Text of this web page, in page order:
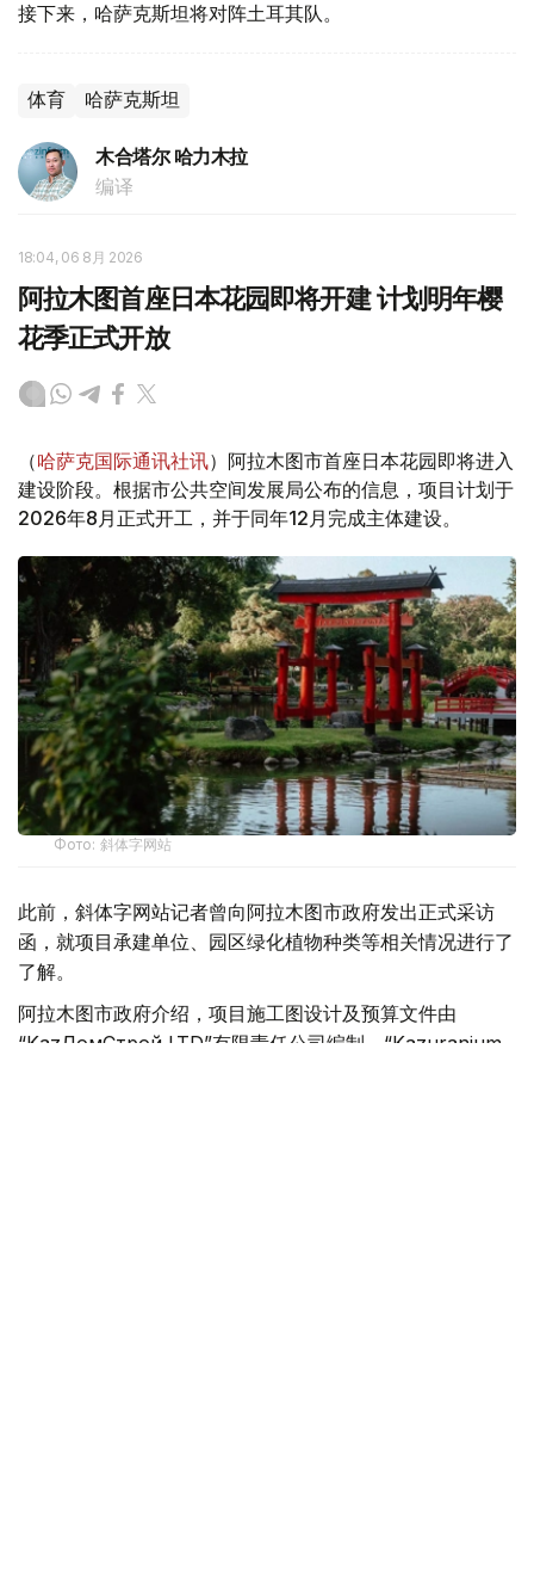
接下来，哈萨克斯坦将对阵土耳其队。
体育 哈萨克斯坦
木合塔尔 哈力木拉
编译
18:04, 06 8月 2026
阿拉木图首座日本花园即将开建 计划明年樱
花季正式开放
（哈萨克国际通讯社讯）阿拉木图市首座日本花园即将进入
建设阶段。根据市公共空间发展局公布的信息，项目计划于
2026年8月正式开工，并于同年12月完成主体建设。
Фото: 斜体字网站
此前，斜体字网站记者曾向阿拉木图市政府发出正式采访
函，就项目承建单位、园区绿化植物种类等相关情况进行了
了解。
阿拉木图市政府介绍，项目施工图设计及预算文件由
“KazДомСтрой LTD”有限责任公司编制，“Kazuranium